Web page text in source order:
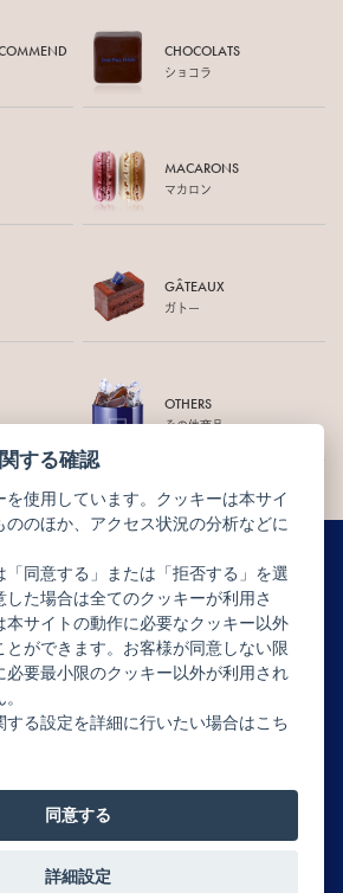
CHOCOLATS
ショコラ
MACARONS
マカロン
GÂTEAUX
ガトー
OTHERS
その他商品
スレター配信登録はこちら
PAUL HÉVIN JAPON All rights reserved.
する確認
を使用しています。クッキーは本サイ
ののほか、アクセス状況の分析などに
「同意する」または「拒否する」を選
た場合は全てのクッキーが利用さ
本サイトの動作に必要なクッキー以外
とができます。お客様が同意しない限
必要最小限のクッキー以外が利用され
する設定を詳細に行いたい場合はこち
同意する
詳細設定